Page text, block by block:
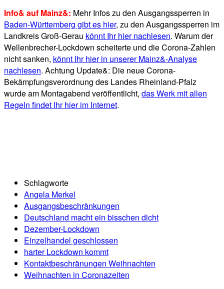
Info& auf Mainz&: Mehr Infos zu den Ausgangssperren in
Baden-Württemberg gibt es hier, zu den Ausgangssperren im
Landkreis Groß-Gerau könnt Ihr hier nachlesen. Warum der
Wellenbrecher-Lockdown scheiterte und die Corona-Zahlen
nicht sanken, könnt Ihr hier in unserer Mainz&-Analyse
nachlesen. Achtung Update&: Die neue Corona-
Bekämpfungsverordnung des Landes Rheinland-Pfalz
wurde am Montagabend veröffentlicht, das Werk mit allen
Regeln findet Ihr hier im Internet.
Schlagworte
Angela Merkel
Ausgangsbeschränkungen
Deutschland macht ein bisschen dicht
Dezember-Lockdown
Einzelhandel geschlossen
harter Lockdown kommt
Kontaktbeschränungen Weihnachten
Weihnachten in Coronazeiten